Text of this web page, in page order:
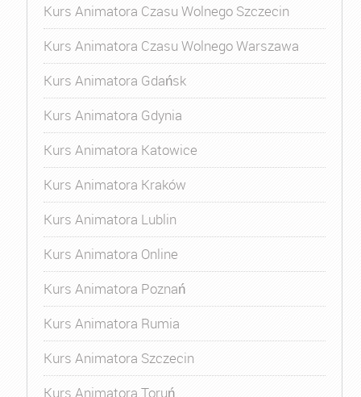
Kurs Animatora Czasu Wolnego Szczecin
Kurs Animatora Czasu Wolnego Warszawa
Kurs Animatora Gdańsk
Kurs Animatora Gdynia
Kurs Animatora Katowice
Kurs Animatora Kraków
Kurs Animatora Lublin
Kurs Animatora Online
Kurs Animatora Poznań
Kurs Animatora Rumia
Kurs Animatora Szczecin
Kurs Animatora Toruń